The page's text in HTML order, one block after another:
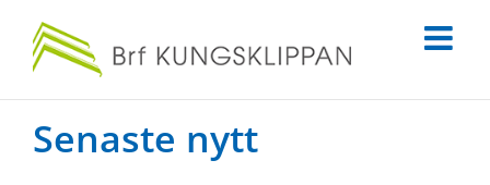
innehållet
Senaste nytt